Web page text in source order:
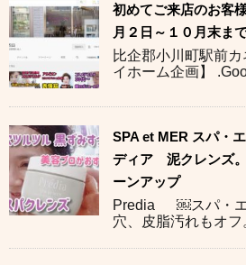
初めてご来店のお客
月２日～１０月末まで
比企郡小川町駅前
イホーム企画】
SPA et MER スパ・
ディア 泥クレンズ
ーンアップ
Predia ￼スパ・エ
穴、皮脂汚れもオ